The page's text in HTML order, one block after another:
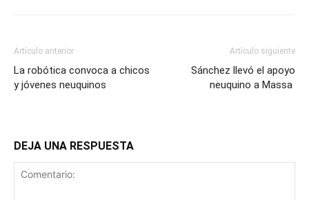
Artículo anterior
La robótica convoca a chicos
y jóvenes neuquinos
Artículo siguiente
Sánchez llevó el apoyo
neuquino a Massa
DEJA UNA RESPUESTA